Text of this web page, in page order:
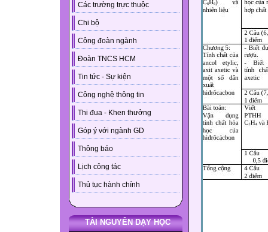
Các trường trực thuộc
Chi bộ
Công đoàn ngành
Đoàn TNCS HCM
Tin tức - Sự kiện
Công nghệ thông tin
Thi đua - Khen thưởng
Góp ý với ngành GD
Thông báo
Lịch công tác
Thủ tục hành chính
TÀI NGUYÊN DẠY HỌC